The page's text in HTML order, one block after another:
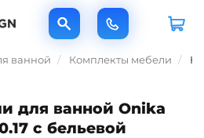
ванной Комплекты мебели
для ванной Onika
с бельевой